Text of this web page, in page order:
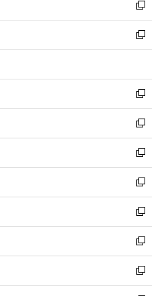
く
で
開
く
ド
ウ
で
開
ィ
ン
ド
ウ
開
く
い
ウ
ィ
ン
ウ
で
開
く
新
し
い
ウ
ン
ド
ウ
で
開
く
新
し
ウ
ィ
ン
ド
ウ
で
開
く
新
し
い
ウ
ィ
ン
ド
ウ
で
開
く
新
し
い
ウ
ィ
ン
ド
ウ
で
開
く
新
し
い
ウ
ィ
ン
ド
ウ
で
開
新
し
い
ウ
ィ
ン
ド
ウ
新
し
い
ウ
ィ
ン
新
し
い
ウ
新
し